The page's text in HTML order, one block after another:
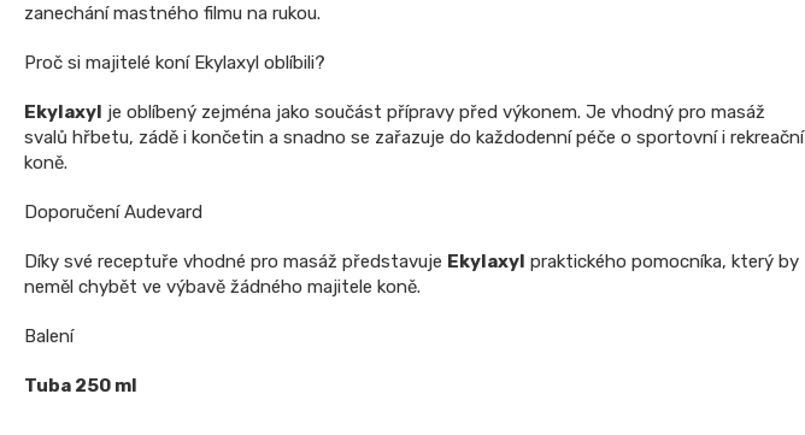
zanechání mastného filmu na rukou.
Proč si majitelé koní Ekylaxyl oblíbili?
Ekylaxyl je oblíbený zejména jako součást přípravy před výkonem. Je vhodný pro masáž
svalů hřbetu, zádě i končetin a snadno se zařazuje do každodenní péče o sportovní i rekreační
koně.
Doporučení Audevard
Díky své receptuře vhodné pro masáž představuje Ekylaxyl praktického pomocníka, který by
neměl chybět ve výbavě žádného majitele koně.
Balení
Tuba 250 ml